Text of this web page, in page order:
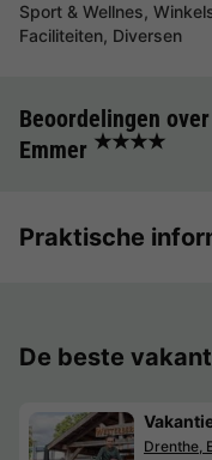
Sport & Wellnes,
Faciliteiten, Diversen
Beoordelingen
Emmer ★★★★
Praktische
De beste
Drenthe,